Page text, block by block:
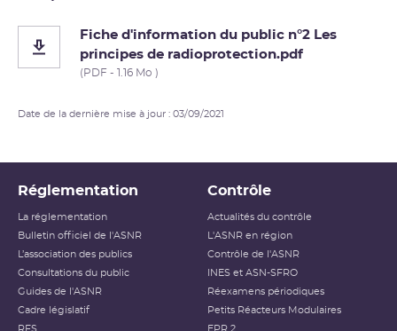
Fiche d'information du public n°2 Les
principes de radioprotection.pdf
(PDF - 1.16 Mo )
Date de la dernière mise à jour : 03/09/2021
Réglementation
La réglementation
Bulletin officiel de l'ASNR
L’association des publics
Consultations du public
Guides de l'ASNR
Cadre législatif
RFS
Contrôle
Actualités du contrôle
L'ASNR en région
Contrôle de l'ASNR
INES et ASN-SFRO
Réexamens périodiques
Petits Réacteurs Modulaires
EPR 2